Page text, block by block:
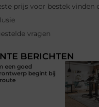
vragen
BERICHTEN
een goed
begint bij